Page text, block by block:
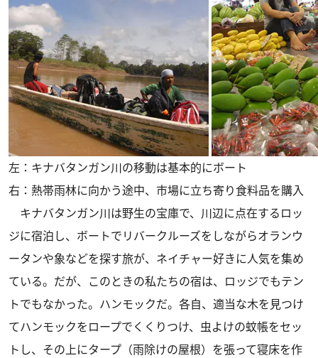
左：キナバタンガン川の移動は基本的にボート
右：熱帯雨林に向かう途中、市場に立ち寄り食料品を購入
キナバタンガン川は野生の宝庫で、川辺に点在するロッ
ジに宿泊し、ボートでリバークルーズをしながらオランウ
ータンや象などを探す旅が、ネイチャー好きに人気を集め
ている。だが、このときの私たちの宿は、ロッジでもテン
トでもなかった。ハンモックだ。各自、適当な木を見つけ
てハンモックをロープでくくりつけ、虫よけの蚊帳をセッ
トし、その上にタープ（雨除けの屋根）を張って寝床を作